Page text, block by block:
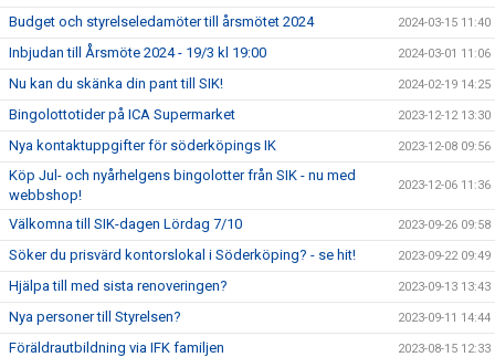
Budget och styrelseledamöter till årsmötet 2024 2024-03-15 11:40
Inbjudan till Årsmöte 2024 - 19/3 kl 19:00 2024-03-01 11:06
Nu kan du skänka din pant till SIK! 2024-02-19 14:25
Bingolottotider på ICA Supermarket 2023-12-12 13:30
Nya kontaktuppgifter för söderköpings IK 2023-12-08 09:56
Köp Jul- och nyårhelgens bingolotter från SIK - nu med
webbshop!
2023-12-06 11:36
Välkomna till SIK-dagen Lördag 7/10 2023-09-26 09:58
Söker du prisvärd kontorslokal i Söderköping? - se hit! 2023-09-22 09:49
Hjälpa till med sista renoveringen? 2023-09-13 13:43
Nya personer till Styrelsen? 2023-09-11 14:44
Föräldrautbildning via IFK familjen 2023-08-15 12:33